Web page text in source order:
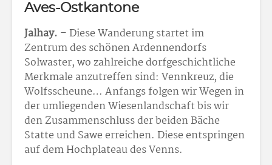
Aves-Ostkantone
Jalhay. – Diese Wanderung startet im
Zentrum des schönen Ardennendorfs
Solwaster, wo zahlreiche dorfgeschichtliche
Merkmale anzutreffen sind: Vennkreuz, die
Wolfsscheune… Anfangs folgen wir Wegen in
der umliegenden Wiesenlandschaft bis wir
den Zusammenschluss der beiden Bäche
Statte und Sawe erreichen. Diese entspringen
auf dem Hochplateau des Venns.